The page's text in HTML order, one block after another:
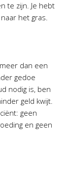
te zijn. Je hebt
het gras.
dan een
gedoe
nodig is, ben
geld kwijt.
geen
en geen